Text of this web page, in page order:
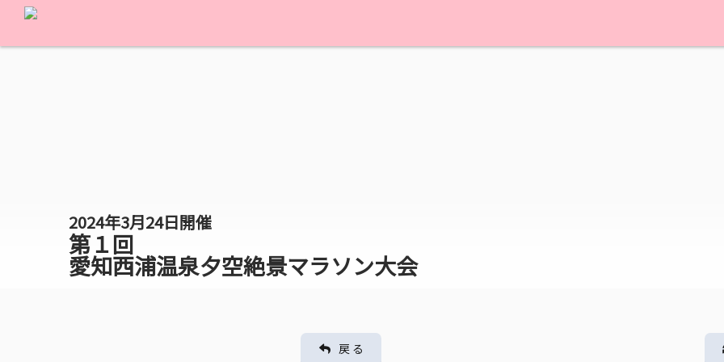
2024年3月24日開催
第１回
愛知西浦温泉夕空絶景マラソン大会
戻 る